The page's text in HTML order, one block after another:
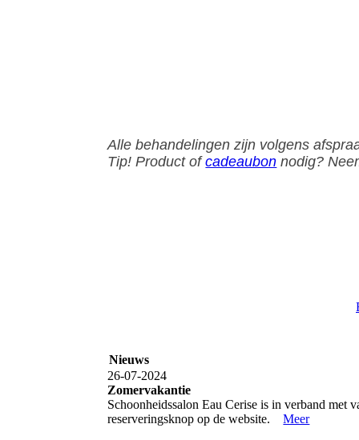
Alle behandelingen zijn volgens
Tip! Product ofcadeaubon nodig?
Nieuws
26-07-2024
Zomervakantie
Schoonheidssalon Eau Cerise is in verband met
reserveringsknop op de website.Meer